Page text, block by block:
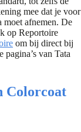
mee dat je voor
moet afnemen. De
op Reportoire
om bij direct bij
van Tata
Colorcoat